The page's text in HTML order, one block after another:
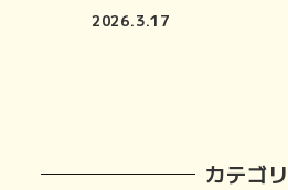
2026.3.17
カテゴリ